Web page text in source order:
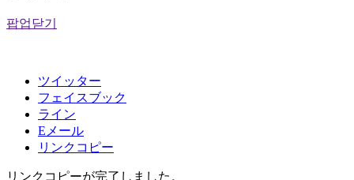
팝업닫기
ツイッター
フェイスブック
ライン
Eメール
リンクコピー
リンクコピーが完了しました。